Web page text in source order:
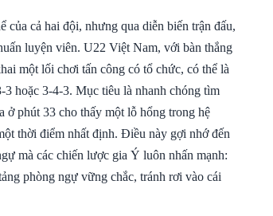
cả hai đội, nhưng qua diễn biến trận đấu,
luyện viên. U22 Việt Nam, với bàn thắng
một lối chơi tấn công có tổ chức, có thể là
hoặc 3-4-3. Mục tiêu là nhanh chóng tìm
ở phút 33 cho thấy một lỗ hổng trong hệ
thời điểm nhất định. Điều này gợi nhớ đến
mà các chiến lược gia Ý luôn nhấn mạnh:
phòng ngự vững chắc, tránh rơi vào cái